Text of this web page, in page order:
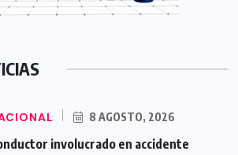
8 AGOSTO, 2026
involucrado en accidente